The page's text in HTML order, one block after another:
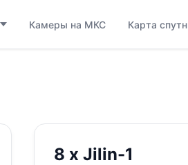
Камеры на МКС Карта
8 x Jilin-1